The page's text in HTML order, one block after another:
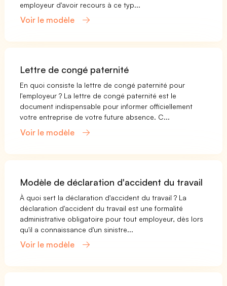
employeur d'avoir recours à ce typ...
Voir le modèle
Lettre de congé paternité
En quoi consiste la lettre de congé paternité pour
l'employeur ? La lettre de congé paternité est le
document indispensable pour informer officiellement
votre entreprise de votre future absence. C...
Voir le modèle
Modèle de déclaration d'accident du travail
À quoi sert la déclaration d'accident du travail ? La
déclaration d'accident du travail est une formalité
administrative obligatoire pour tout employeur, dès lors
qu'il a connaissance d'un sinistre...
Voir le modèle